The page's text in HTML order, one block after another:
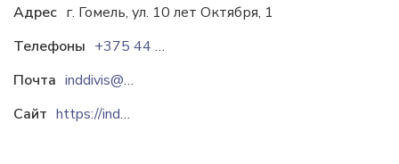
Адрес г. Гомель, ул. 10 лет Октября, 1
Телефоны
+375 44 779-55-77
Почта
inddivis@gmail.com
Сайт
https://indv.by